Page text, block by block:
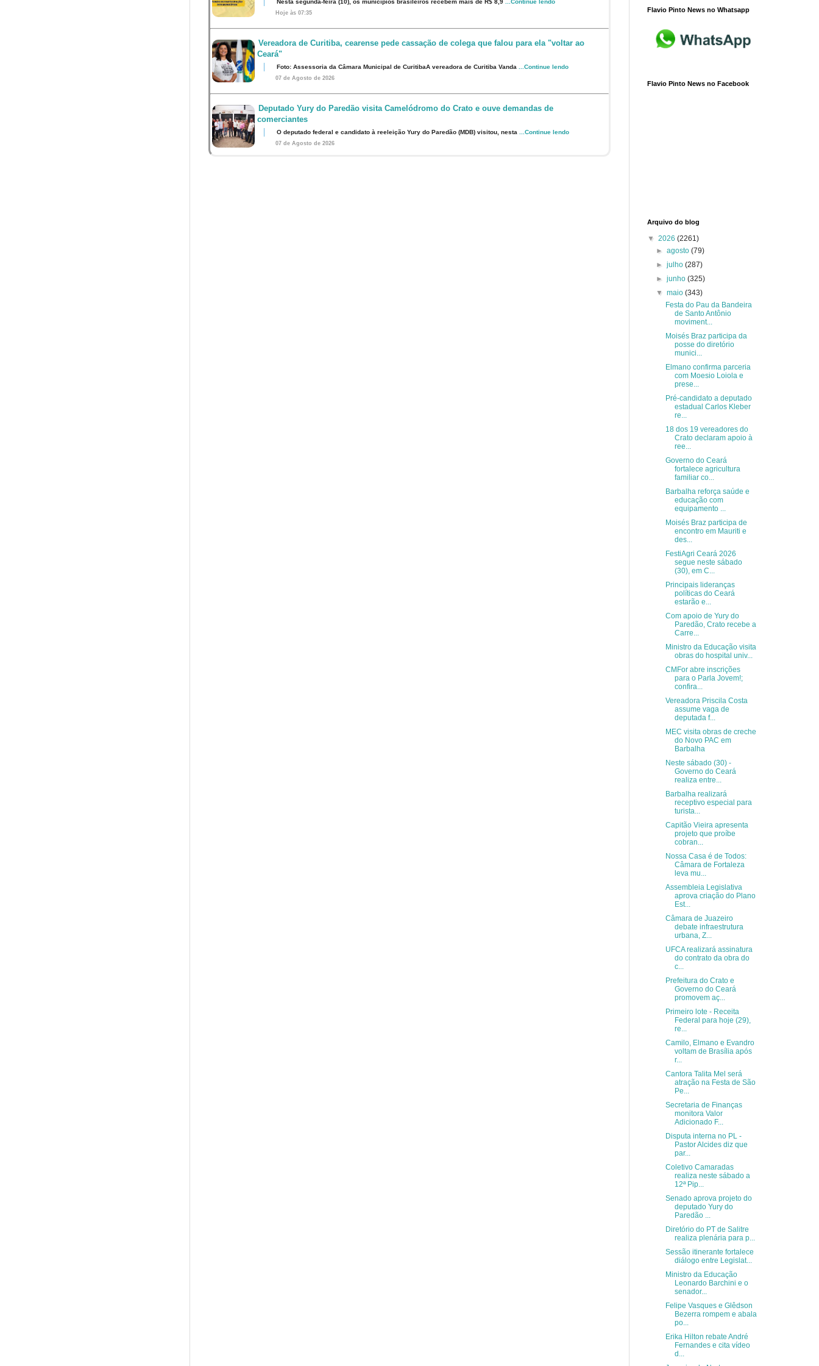
Nesta segunda-feira (10), os municípios brasileiros recebem mais de R$ 8,9 ...Continue lendo
Hoje às 07:35
Vereadora de Curitiba, cearense pede cassação de colega que falou para ela "voltar ao
Ceará"
Foto: Assessoria da Câmara Municipal de CuritibaA vereadora de Curitiba Vanda ...Continue lendo
07 de Agosto de 2026
Deputado Yury do Paredão visita Camelódromo do Crato e ouve demandas de
comerciantes
O deputado federal e candidato à reeleição Yury do Paredão (MDB) visitou, nesta ...Continue lendo
07 de Agosto de 2026
Flavio Pinto News no Whatsapp
Flavio Pinto News no Facebook
Arquivo do blog
▼ 2026 (2261)
►agosto(79)
►julho(287)
►junho(325)
▼maio(343)
Festa do Pau da Bandeira
de Santo Antônio
moviment...
Moisés Braz participa da
posse do diretório
munici...
Elmano confirma parceria
com Moesio Loiola e
prese...
Pré-candidato a deputado
estadual Carlos Kleber
re...
18 dos 19 vereadores do
Crato declaram apoio à
ree...
Governo do Ceará
fortalece agricultura
familiar co...
Barbalha reforça saúde e
educação com
equipamento ...
Moisés Braz participa de
encontro em Mauriti e
des...
FestiAgri Ceará 2026
segue neste sábado
(30), em C...
Principais lideranças
políticas do Ceará
estarão e...
Com apoio de Yury do
Paredão, Crato recebe a
Carre...
Ministro da Educação visita
obras do hospital univ...
CMFor abre inscrições
para o Parla Jovem!;
confira...
Vereadora Priscila Costa
assume vaga de
deputada f...
MEC visita obras de creche
do Novo PAC em
Barbalha
Neste sábado (30) -
Governo do Ceará
realiza entre...
Barbalha realizará
receptivo especial para
turista...
Capitão Vieira apresenta
projeto que proíbe
cobran...
Nossa Casa é de Todos:
Câmara de Fortaleza
leva mu...
Assembleia Legislativa
aprova criação do Plano
Est...
Câmara de Juazeiro
debate infraestrutura
urbana, Z...
UFCA realizará assinatura
do contrato da obra do
c...
Prefeitura do Crato e
Governo do Ceará
promovem aç...
Primeiro lote - Receita
Federal para hoje (29),
re...
Camilo, Elmano e Evandro
voltam de Brasília após
r...
Cantora Talita Mel será
atração na Festa de São
Pe...
Secretaria de Finanças
monitora Valor
Adicionado F...
Disputa interna no PL -
Pastor Alcides diz que
par...
Coletivo Camaradas
realiza neste sábado a
12ª Pip...
Senado aprova projeto do
deputado Yury do
Paredão ...
Diretório do PT de Salitre
realiza plenária para p...
Sessão itinerante fortalece
diálogo entre Legislat...
Ministro da Educação
Leonardo Barchini e o
senador...
Felipe Vasques e Glêdson
Bezerra rompem e abala
po...
Erika Hilton rebate André
Fernandes e cita vídeo
d...